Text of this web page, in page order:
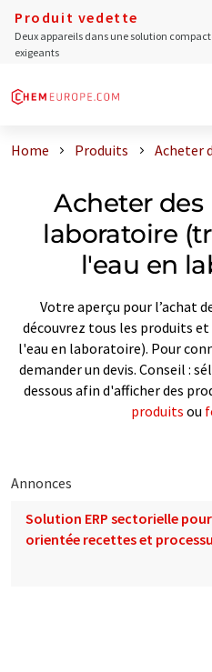
Produit vedette
Deux appareils dans une solution
exigeants
Home Produits Acheter
Acheter
laboratoire
l'eau en
Votre aperçu pour l’achat
découvrez tous les produits
l'eau en laboratoire). Pour
demander un devis. Conseil :
dessous afin d'afficher des
produits ou
Annonces
Solution ERP sectorielle
orientée recettes et